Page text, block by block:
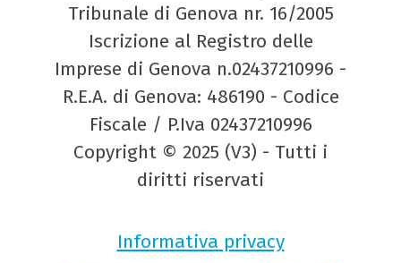
Tribunale di Genova nr. 16/2005
Iscrizione al Registro delle
Imprese di Genova n.02437210996 -
R.E.A. di Genova: 486190 - Codice
Fiscale / P.Iva 02437210996
Copyright © 2025 (V3) - Tutti i
diritti riservati
Informativa privacy